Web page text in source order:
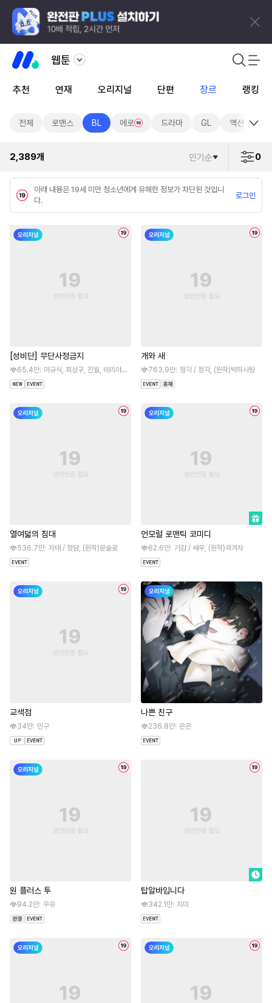
웹툰
추천 연재 오리지널 단편 장르 랭킹
전체 로맨스 BL 에로 드라마 GL 액션
2,389개 인기순 0
아래 내용은 19세 미만 청소년에게 유해한 정보가 차단된 것입니
다.
로그인
[성비단] 무단사정금지
65.4만 마규식, 피상구, 진월, 테리야끼, 오프카, 뚱개
개와 새
763.9만 정각 / 정각, (원작)박하사탕
열여덟의 침대
536.7만 자태 / 청담, (원작)문슬로
언모럴 로맨틱 코미디
62.6만 가감 / 쌔우, (원작)곽겨자
교색점
34만 민구
나쁜 친구
236.8만 은은
원 플러스 투
94.2만 우유
탑알바입니다
342.1만 지미